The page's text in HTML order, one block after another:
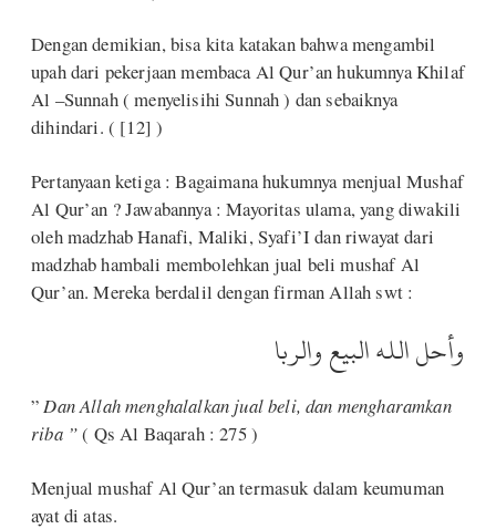
Dengan demikian, bisa kita katakan bahwa mengambil
upah dari pekerjaan membaca Al Qur’an hukumnya Khilaf
Al –Sunnah ( menyelisihi Sunnah ) dan sebaiknya
dihindari. ( [12] )
Pertanyaan ketiga : Bagaimana hukumnya menjual Mushaf
Al Qur’an ? Jawabannya : Mayoritas ulama, yang diwakili
oleh madzhab Hanafi, Maliki, Syafi’I dan riwayat dari
madzhab hambali membolehkan jual beli mushaf Al
Qur’an. Mereka berdalil dengan firman Allah swt :
وأحل الله البيع والربا
”Dan Allah menghalalkan jual beli, dan mengharamkan
riba ”( Qs Al Baqarah : 275 )
Menjual mushaf Al Qur’an termasuk dalam keumuman
ayat di atas.